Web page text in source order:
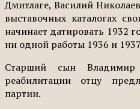
Дмитлаге, Василий
выставочных каталогах
начинает датировать 1932
ни одной работы 1936 и
Старший сын
реабилитации отцу
партии.